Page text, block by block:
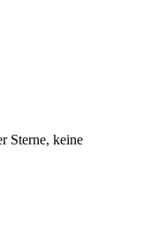
Sterne, keine